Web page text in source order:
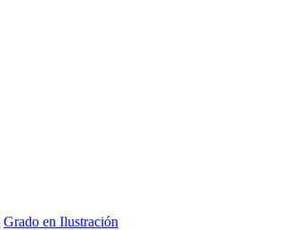
Grado en Ilustración